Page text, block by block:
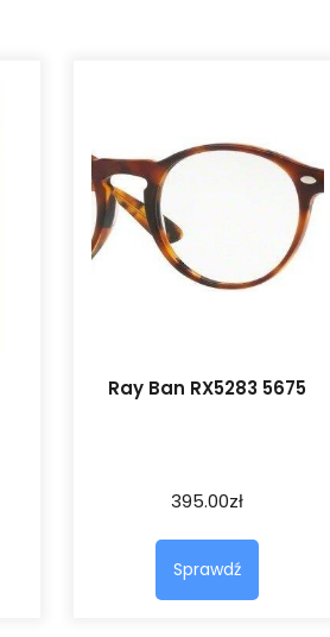
Ray Ban RX5283 5675
395.00zł
Sprawdź